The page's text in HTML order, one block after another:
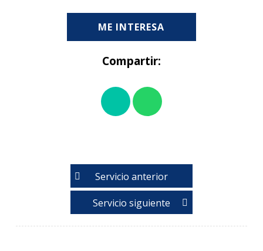
ME INTERESA
Compartir:
Servicio anterior
Servicio siguiente